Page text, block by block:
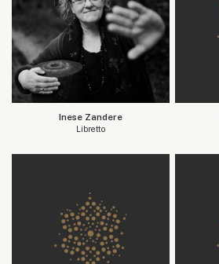
Inese Zandere
Libretto